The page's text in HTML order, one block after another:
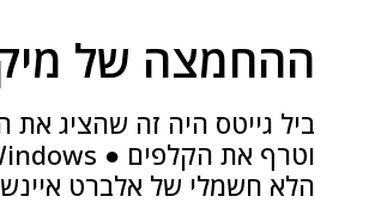
ההחמצה של
הלא חשמלי של אלברט